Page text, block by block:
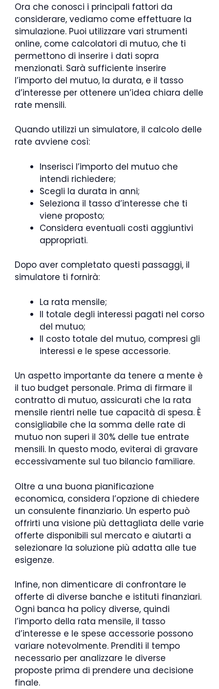
Ora che conosci i principali fattori da
considerare, vediamo come effettuare la
simulazione. Puoi utilizzare vari strumenti
online, come calcolatori di mutuo, che ti
permettono di inserire i dati sopra
menzionati. Sarà sufficiente inserire
l’importo del mutuo, la durata, e il tasso
d’interesse per ottenere un’idea chiara delle
rate mensili.
Quando utilizzi un simulatore, il calcolo delle
rate avviene così:
Inserisci l’importo del mutuo che
intendi richiedere;
Scegli la durata in anni;
Seleziona il tasso d’interesse che ti
viene proposto;
Considera eventuali costi aggiuntivi
appropriati.
Dopo aver completato questi passaggi, il
simulatore ti fornirà:
La rata mensile;
Il totale degli interessi pagati nel corso
del mutuo;
Il costo totale del mutuo, compresi gli
interessi e le spese accessorie.
Un aspetto importante da tenere a mente è
il tuo budget personale. Prima di firmare il
contratto di mutuo, assicurati che la rata
mensile rientri nelle tue capacità di spesa. È
consigliabile che la somma delle rate di
mutuo non superi il 30% delle tue entrate
mensili. In questo modo, eviterai di gravare
eccessivamente sul tuo bilancio familiare.
Oltre a una buona pianificazione
economica, considera l’opzione di chiedere
un consulente finanziario. Un esperto può
offrirti una visione più dettagliata delle varie
offerte disponibili sul mercato e aiutarti a
selezionare la soluzione più adatta alle tue
esigenze.
Infine, non dimenticare di confrontare le
offerte di diverse banche e istituti finanziari.
Ogni banca ha policy diverse, quindi
l’importo della rata mensile, il tasso
d’interesse e le spese accessorie possono
variare notevolmente. Prenditi il tempo
necessario per analizzare le diverse
proposte prima di prendere una decisione
finale.